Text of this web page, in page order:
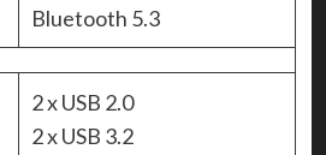
Bluetooth 5.3
2 x USB 2.0
2 x USB 3.2